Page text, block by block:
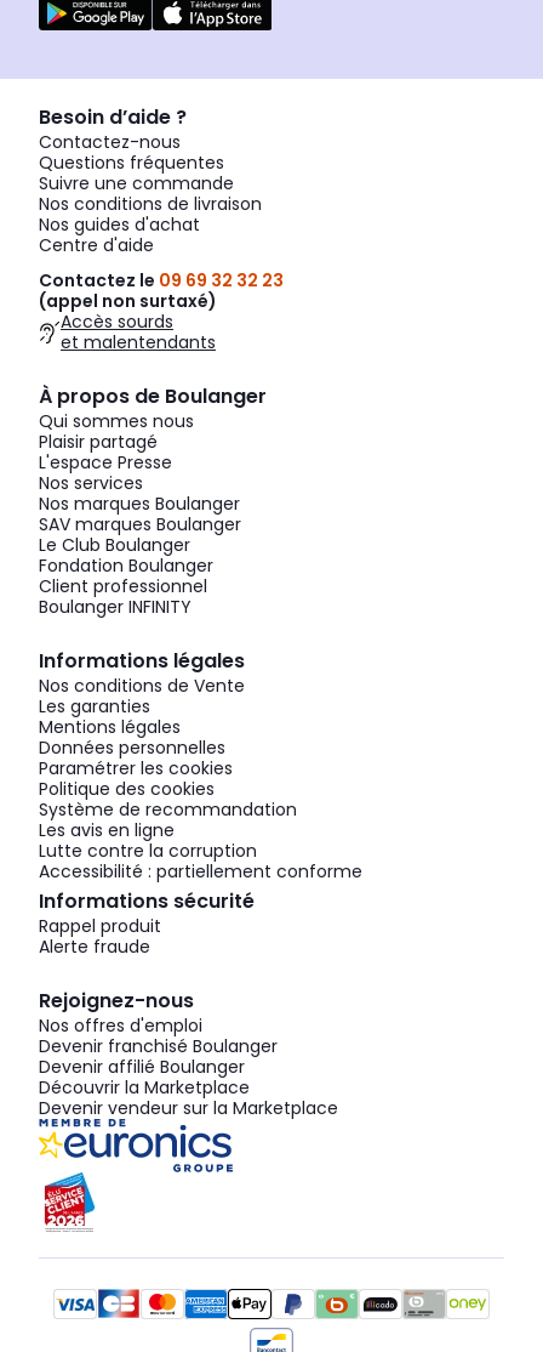
Besoin d’aide ?
Contactez-nous
Questions fréquentes
Suivre une commande
Nos conditions de livraison
Nos guides d'achat
Centre d'aide
Contactez le 09 69 32 32 23
(appel non surtaxé)
Accès sourds
et malentendants
À propos de Boulanger
Qui sommes nous
Plaisir partagé
L'espace Presse
Nos services
Nos marques Boulanger
SAV marques Boulanger
Le Club Boulanger
Fondation Boulanger
Client professionnel
Boulanger INFINITY
Informations légales
Nos conditions de Vente
Les garanties
Mentions légales
Données personnelles
Paramétrer les cookies
Politique des cookies
Système de recommandation
Les avis en ligne
Lutte contre la corruption
Accessibilité : partiellement conforme
Informations sécurité
Rappel produit
Alerte fraude
Rejoignez-nous
Nos offres d'emploi
Devenir franchisé Boulanger
Devenir affilié Boulanger
Découvrir la Marketplace
Devenir vendeur sur la Marketplace